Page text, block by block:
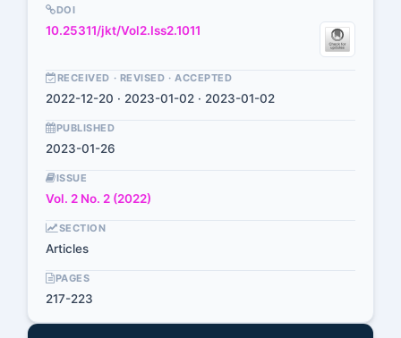
DOI
10.25311/jkt/Vol2.Iss2.1011
RECEIVED · REVISED · ACCEPTED
2022-12-20 · 2023-01-02 · 2023-01-02
PUBLISHED
2023-01-26
ISSUE
Vol. 2 No. 2 (2022)
SECTION
Articles
PAGES
217-223